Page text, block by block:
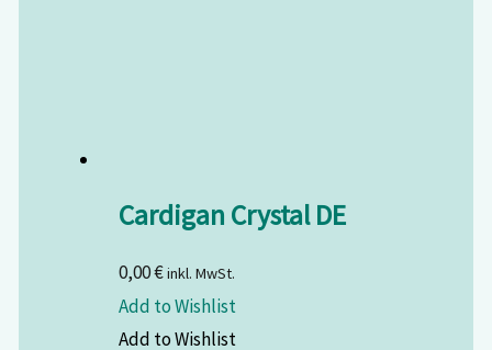
Cardigan Crystal DE
0,00€inkl. MwSt.
Add to Wishlist
Add to Wishlist